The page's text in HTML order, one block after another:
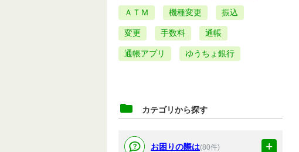
ＡＴＭ 機種変更 振込
変更 手数料 通帳
通帳アプリ ゆうちょ銀行
カテゴリから探す
お困りの際は(80件)